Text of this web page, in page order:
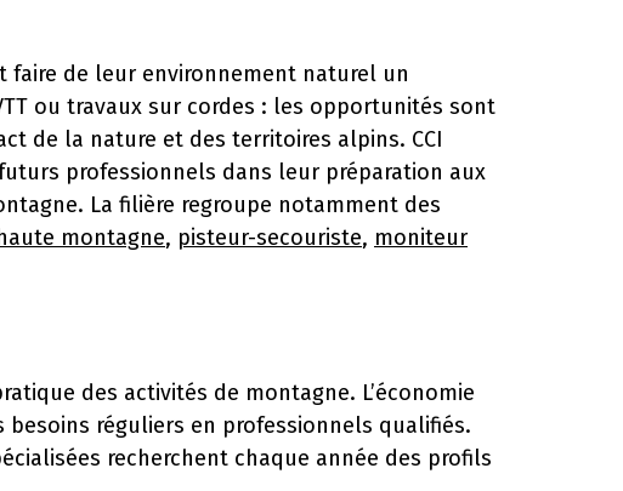
faire de leur environnement naturel un
ou travaux sur cordes : les opportunités sont
de la nature et des territoires alpins. CCI
professionnels dans leur préparation aux
La filière regroupe notamment des
montagne, pisteur-secouriste, moniteur
des activités de montagne. L’économie
réguliers en professionnels qualifiés.
recherchent chaque année des profils